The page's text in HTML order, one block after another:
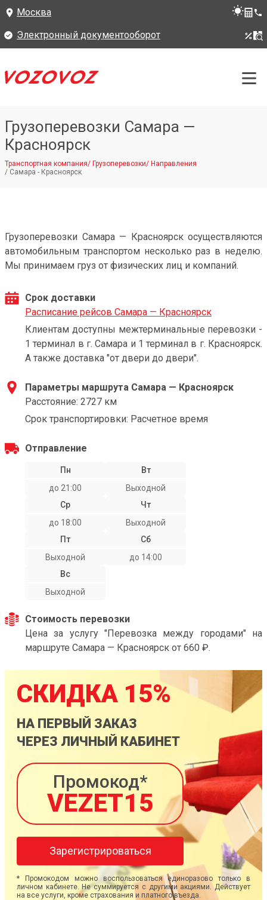
Москва
Электронный документооборот
Грузоперевозки Самара —
Красноярск
Транспортная компания/ Грузоперевозки/ Направления
/ Самара - Красноярск
Грузоперевозки Самара — Красноярск осуществляются
автомобильным транспортом несколько раз в неделю.
Мы принимаем груз от физических лиц и компаний.
Срок доставки
Расписание рейсов Самара — Красноярск
Клиентам доступны межтерминальные перевозки -
1 терминал в г. Самара и 1 терминал в г. Красноярск.
А также доставка "от двери до двери".
Параметры маршрута Самара — Красноярск
Расстояние: 2727 км
Срок транспортировки: Расчетное время
Отправление
Пн
до 21:00
Вт
Выходной
Ср
до 18:00
Чт
Выходной
Пт
Выходной
Сб
до 14:00
Вс
Выходной
Стоимость перевозки
Цена за услугу "Перевозка между городами" на
маршруте Самара — Красноярск от 660 ₽.
СКИДКА 15%
НА ПЕРВЫЙ ЗАКАЗ
ЧЕРЕЗ ЛИЧНЫЙ КАБИНЕТ
Промокод*
VEZET15
Зарегистрироваться
* Промокодом можно воспользоваться единоразово только в
личном кабинете. Не суммируется с другими акциями. Действует
на все услуги, кроме страхования и платного въезда.